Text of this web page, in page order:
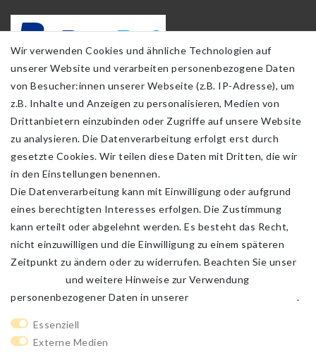
Impressum
Wir verwenden Cookies und ähnliche Technologien auf
unserer Website und verarbeiten personenbezogene Daten
von Besucher:innen unserer Webseite (z.B. IP-Adresse), um
z.B. Inhalte und Anzeigen zu personalisieren, Medien von
Drittanbietern einzubinden oder Zugriffe auf unsere Website
zu analysieren. Die Datenverarbeitung erfolgt erst durch
gesetzte Cookies. Wir teilen diese Daten mit Dritten, die wir
in den Einstellungen benennen.
Die Datenverarbeitung kann mit Einwilligung oder aufgrund
eines berechtigten Interesses erfolgen. Die Zustimmung
kann erteilt oder abgelehnt werden. Es besteht das Recht,
nicht einzuwilligen und die Einwilligung zu einem späteren
Zeitpunkt zu ändern oder zu widerrufen. Beachten Sie unser
und weitere Hinweise zur Verwendung
personenbezogener Daten in unserer
.
Essenziell
Externe Medien